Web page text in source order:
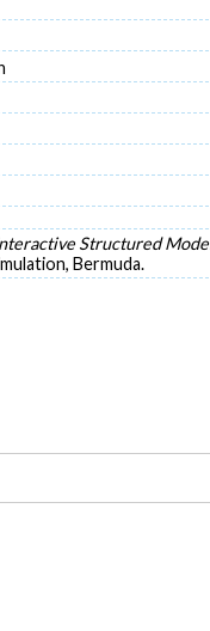
Structured
Bermuda.